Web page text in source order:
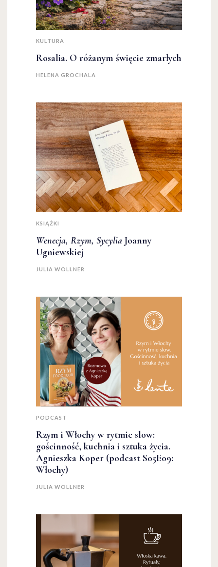
KULTURA
Rosalia. O różanym święcie zmarłych
HELENA GROCHALA
KSIĄŻKI
Wenecja, Rzym, Sycylia Joanny
Ugniewskiej
JULIA WOLLNER
PODCAST
Rzym i Włochy w rytmie slow:
gościnność, kuchnia i sztuka życia.
Agnieszka Koper (podcast S05E09:
Włochy)
JULIA WOLLNER